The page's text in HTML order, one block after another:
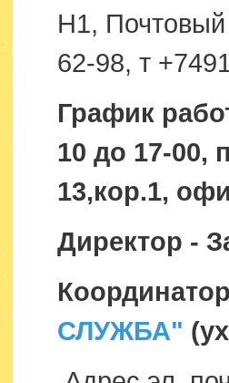
Н1, Почтовый
62-98, т
График
10 до 17-00,
13,кор.1,
Директор -
СЛУЖБА"